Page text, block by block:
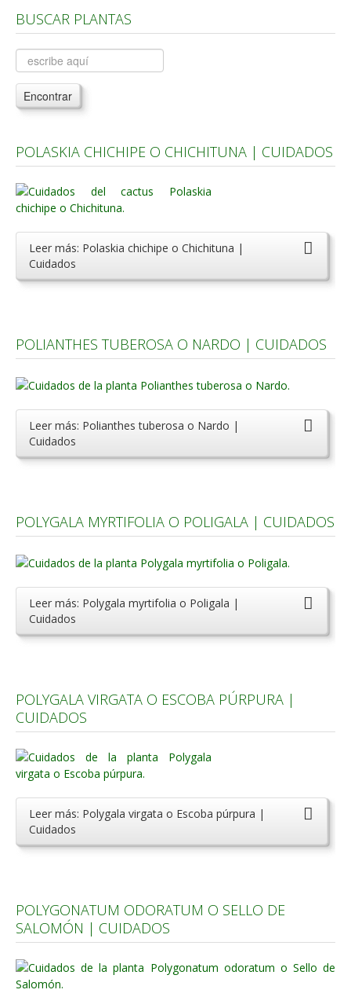
Árboles, Cicas y Palmeras de la G a la Z
Plantas Anuales y Perennes
Plantas Bulbosas y Acuáticas
Plantas de Interior
Plantas Aromáticas y de Huerto
Plantas Carnívoras y Orquídeas
Consejos
Hemisferio Norte
Hemisferio Sur
Hongos
Carencias
Flores y Plantas
Árboles y Palmeras
Cactus y Suculentas
BUSCAR PLANTAS
Encontrar
POLASKIA CHICHIPE O CHICHITUNA | CUIDADOS
Leer más: Polaskia chichipe o Chichituna |
Cuidados
POLIANTHES TUBEROSA O NARDO | CUIDADOS
Leer más: Polianthes tuberosa o Nardo |
Cuidados
POLYGALA MYRTIFOLIA O POLIGALA | CUIDADOS
Leer más: Polygala myrtifolia o Poligala |
Cuidados
POLYGALA VIRGATA O ESCOBA PÚRPURA |
CUIDADOS
Leer más: Polygala virgata o Escoba púrpura |
Cuidados
POLYGONATUM ODORATUM O SELLO DE
SALOMÓN | CUIDADOS